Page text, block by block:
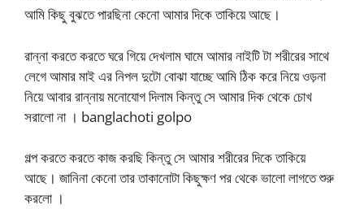
আমি কিছু বুঝতে পারছিনা কেনো আমার দিকে তাকিয়ে আছে।
রান্না করতে করতে ঘরে গিয়ে দেখলাম ঘামে আমার নাইটি টা শরীরের সাথে
লেগে আমার মাই এর নিপল দুটো বোঝা যাচ্ছে আমি ঠিক করে নিয়ে ওড়না
নিয়ে আবার রান্নায় মনোযোগ দিলাম কিন্তু সে আমার দিক থেকে চোখ
সরালো না । banglachoti golpo
গল্প করতে করতে কাজ করছি কিন্তু সে আমার শরীরের দিকে তাকিয়ে
আছে। জানিনা কেনো তার তাকানোটা কিছুক্ষণ পর থেকে ভালো লাগতে শুরু
করলো ।